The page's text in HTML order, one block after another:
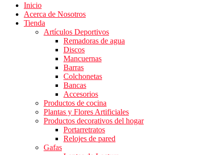
Inicio
Acerca de Nosotros
Tienda
Artículos Deportivos
Remadoras de agua
Discos
Mancuernas
Barras
Colchonetas
Bancas
Accesorios
Productos de cocina
Plantas y Flores Artificiales
Productos decorativos del hogar
Portarretratos
Relojes de pared
Gafas